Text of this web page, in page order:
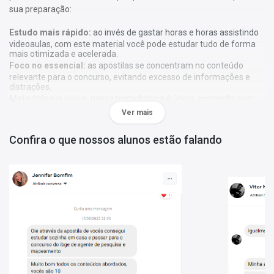
sua preparação:
Estudo mais rápido: ao invés de gastar horas e horas assistindo
videoaulas, com este material você pode estudar tudo de forma
mais otimizada e acelerada.
Foco no essencial: as apostilas se concentram no conteúdo
relevante para o concurso, evitando excesso de informações e
distrações.
Metodologia única:
diversos recursos de aprendizagem que irão acelerar seu
aprendizado, gráficos, tabelas e destaques do que é mais
professores especializados em cada matéria e com larga
Conteúdo teórico completo:
necessária para uma preparação eficiente;
Questões gabaritadas:
perfil da prova, para reforçar o aprendizado;
Ver mais
Confira o que nossos alunos estão falando